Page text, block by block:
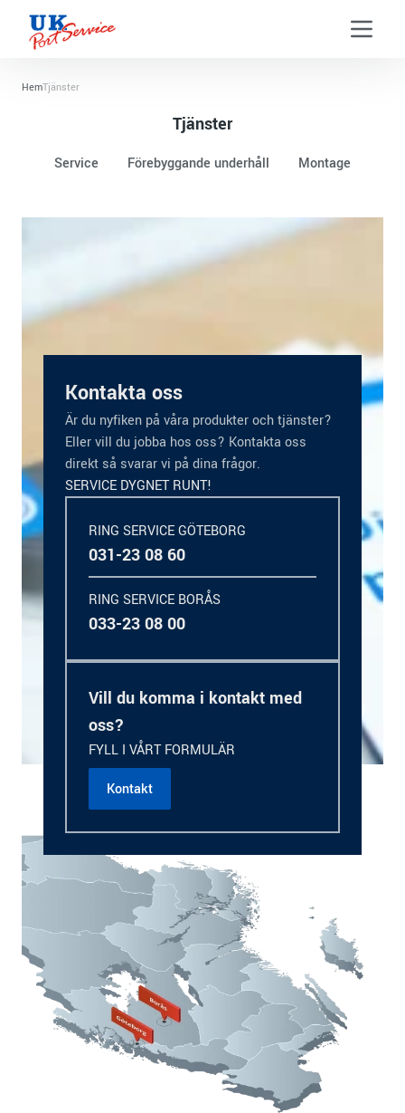
Menu
HemTjänster
Tjänster
Service Förebyggande underhåll Montage
Kontakta oss
Är du nyfiken på våra produkter och tjänster?
Eller vill du jobba hos oss? Kontakta oss
direkt så svarar vi på dina frågor.
SERVICE DYGNET RUNT!
RING SERVICE GÖTEBORG
031-23 08 60
RING SERVICE BORÅS
033-23 08 00
Vill du komma i kontakt med
oss?
FYLL I VÅRT FORMULÄR
Kontakt